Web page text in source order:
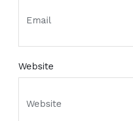
Website